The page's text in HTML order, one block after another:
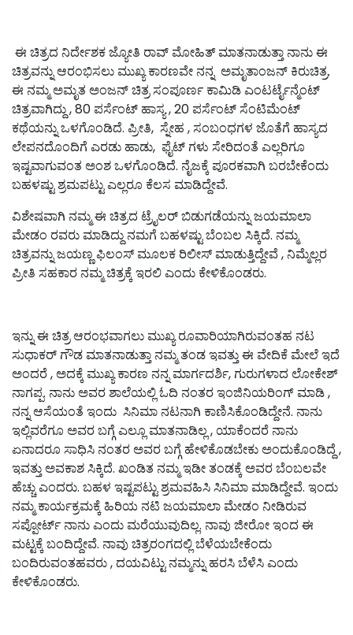
ಈ ಚಿತ್ರದ ನಿರ್ದೇಶಕ ಜ್ಯೋತಿ ರಾವ್ ಮೋಹಿತ್ ಮಾತನಾಡುತ್ತಾ ನಾನು ಈ
ಚಿತ್ರವನ್ನು ಆರಂಭಿಸಲು ಮುಖ್ಯ ಕಾರಣವೇ ನನ್ನ ಅಮೃತಾಂಜನ್ ಕಿರುಚಿತ್ರ.
ಈ ನಮ್ಮ ಅಮೃತ ಅಂಜನ್ ಚಿತ್ರ ಸಂಪೂರ್ಣ ಕಾಮಿಡಿ ಎಂಟರ್ಟೈನ್ಮೆಂಟ್
ಚಿತ್ರವಾಗಿದ್ದು , 80 ಪರ್ಸೆಂಟ್ ಹಾಸ್ಯ , 20 ಪರ್ಸೆಂಟ್ ಸೆಂಟಿಮೆಂಟ್
ಕಥೆಯನ್ನು ಒಳಗೊಂಡಿದೆ. ಪ್ರೀತಿ, ಸ್ನೇಹ , ಸಂಬಂಧಗಳ ಜೊತೆಗೆ ಹಾಸ್ಯದ
ಲೇಪನದೊಂದಿಗೆ ಎರಡು ಹಾಡು, ಫೈಟ್ ಗಳು ಸೇರಿದಂತೆ ಎಲ್ಲರಿಗೂ
ಇಷ್ಟವಾಗುವಂತ ಅಂಶ ಒಳಗೊಂಡಿದೆ. ನೈಜಕ್ಕೆ ಪೂರಕವಾಗಿ ಬರಬೇಕೆಂದು
ಬಹಳಷ್ಟು ಶ್ರಮಪಟ್ಟು ಎಲ್ಲರೂ ಕೆಲಸ ಮಾಡಿದ್ದೇವೆ.
ವಿಶೇಷವಾಗಿ ನಮ್ಮ ಈ ಚಿತ್ರದ ಟ್ರೈಲರ್ ಬಿಡುಗಡೆಯನ್ನು ಜಯಮಾಲಾ
ಮೇಡಂ ರವರು ಮಾಡಿದ್ದು ನಮಗೆ ಬಹಳಷ್ಟು ಬೆಂಬಲ ಸಿಕ್ಕಿದೆ. ನಮ್ಮ
ಚಿತ್ರವನ್ನು ಜಯಣ್ಣ ಫಿಲಂಸ್ ಮೂಲಕ ರಿಲೀಸ್ ಮಾಡುತ್ತಿದ್ದೇವೆ , ನಿಮ್ಮೆಲ್ಲರ
ಪ್ರೀತಿ ಸಹಕಾರ ನಮ್ಮ ಚಿತ್ರಕ್ಕೆ ಇರಲಿ ಎಂದು ಕೇಳಿಕೊಂಡರು.
ಇನ್ನು ಈ ಚಿತ್ರ ಆರಂಭವಾಗಲು ಮುಖ್ಯ ರೂವಾರಿಯಾಗಿರುವಂತಹ ನಟ
ಸುಧಾಕರ್ ಗೌಡ ಮಾತನಾಡುತ್ತಾ ನಮ್ಮ ತಂಡ ಇವತ್ತು ಈ ವೇದಿಕೆ ಮೇಲೆ ಇದೆ
ಅಂದರೆ , ಅದಕ್ಕೆ ಮುಖ್ಯ ಕಾರಣ ನನ್ನ ಮಾರ್ಗದರ್ಶಿ, ಗುರುಗಳಾದ ಲೋಕೇಶ್
ನಾಗಪ್ಪ. ನಾನು ಅವರ ಶಾಲೆಯಲ್ಲಿ ಓದಿ ನಂತರ ಇಂಜಿನಿಯರಿಂಗ್ ಮಾಡಿ ,
ನನ್ನ ಆಸೆಯಂತೆ ಇಂದು ಸಿನಿಮಾ ನಟನಾಗಿ ಕಾಣಿಸಿಕೊಂಡಿದ್ದೇನೆ. ನಾನು
ಇಲ್ಲಿವರೆಗೂ ಅವರ ಬಗ್ಗೆ ಎಲ್ಲೂ ಮಾತನಾಡಿಲ್ಲ , ಯಾಕೆಂದರೆ ನಾನು
ಏನಾದರೂ ಸಾಧಿಸಿ ನಂತರ ಅವರ ಬಗ್ಗೆ ಹೇಳಿಕೊಡಬೇಕು ಅಂದುಕೊಂಡಿದ್ದೆ ,
ಇವತ್ತು ಅವಕಾಶ ಸಿಕ್ಕಿದೆ. ಖಂಡಿತ ನಮ್ಮ ಇಡೀ ತಂಡಕ್ಕೆ ಅವರ ಬೆಂಬಲವೇ
ಹೆಚ್ಚು ಎಂದರು. ಬಹಳ ಇಷ್ಟಪಟ್ಟು ಶ್ರಮವಹಿಸಿ ಸಿನಿಮಾ ಮಾಡಿದ್ದೇವೆ. ಇಂದು
ನಮ್ಮ ಕಾರ್ಯಕ್ರಮಕ್ಕೆ ಹಿರಿಯ ನಟಿ ಜಯಮಾಲಾ ಮೇಡಂ ನೀಡಿರುವ
ಸಪ್ಪೋರ್ಟ್ ನಾನು ಎಂದು ಮರೆಯುವುದಿಲ್ಲ. ನಾವು ಜೀರೋ ಇಂದ ಈ
ಮಟ್ಟಕ್ಕೆ ಬಂದಿದ್ದೇವೆ. ನಾವು ಚಿತ್ರರಂಗದಲ್ಲಿ ಬೆಳೆಯಬೇಕೆಂದು
ಬಂದಿರುವಂತಹವರು , ದಯವಿಟ್ಟು ನಮ್ಮನ್ನು ಹರಸಿ ಬೆಳೆಸಿ ಎಂದು
ಕೇಳಿಕೊಂಡರು.